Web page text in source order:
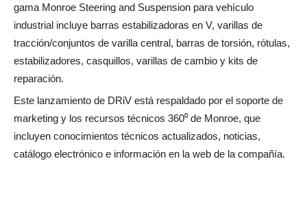
gama Monroe Steering and Suspension para vehículo
industrial incluye barras estabilizadoras en V, varillas de
tracción/conjuntos de varilla central, barras de torsión, rótulas,
estabilizadores, casquillos, varillas de cambio y kits de
reparación.
Este lanzamiento de DRiV está respaldado por el soporte de
marketing y los recursos técnicos 360⁰ de Monroe, que
incluyen conocimientos técnicos actualizados, noticias,
catálogo electrónico e información en la web de la compañía.